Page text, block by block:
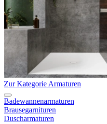
Zur Kategorie Armaturen
Badewannenarmaturen
Brausegarnituren
Duscharmaturen